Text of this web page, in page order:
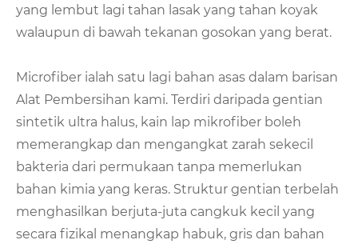
yang lembut lagi tahan lasak yang tahan koyak
walaupun di bawah tekanan gosokan yang berat.
Microfiber ialah satu lagi bahan asas dalam barisan
Alat Pembersihan kami. Terdiri daripada gentian
sintetik ultra halus, kain lap mikrofiber boleh
memerangkap dan mengangkat zarah sekecil
bakteria dari permukaan tanpa memerlukan
bahan kimia yang keras. Struktur gentian terbelah
menghasilkan berjuta-juta cangkuk kecil yang
secara fizikal menangkap habuk, gris dan bahan